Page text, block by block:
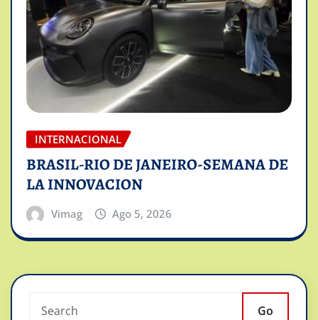
INTERNACIONAL
BRASIL-RIO DE JANEIRO-SEMANA DE
LA INNOVACION
Vimag Ago 5, 2026
Go